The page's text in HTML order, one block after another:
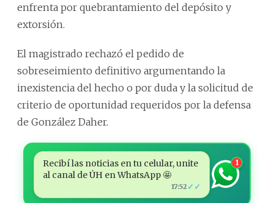
enfrenta por quebrantamiento del depósito y
extorsión.
El magistrado rechazó el pedido de
sobreseimiento definitivo argumentando la
inexistencia del hecho o por duda y la solicitud de
criterio de oportunidad requeridos por la defensa
de González Daher.
Recibí las noticias en tu celular, unite
al canal de ÚH en WhatsApp 🤩
17:52 ✓✓
1